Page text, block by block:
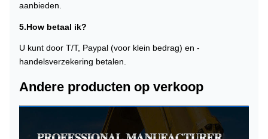
aanbieden.
5.How betaal ik?
U kunt door T/T, Paypal (voor klein bedrag) en -
handelsverzekering betalen.
Andere producten op verkoop